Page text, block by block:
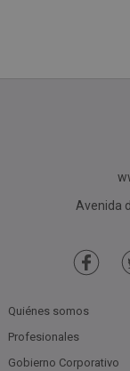
Avenida
Quiénes somos
Profesionales
Gobierno Corporativo